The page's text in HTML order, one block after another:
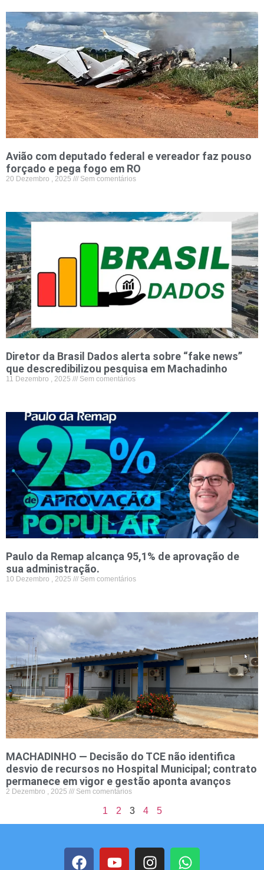
Avião com deputado federal e vereador faz pouso
forçado e pega fogo em RO
20 Dezembro , 2025 Sem comentários
Diretor da Brasil Dados alerta sobre “fake news”
que descredibilizou pesquisa em Machadinho
11 Dezembro , 2025 Sem comentários
Paulo da Remap alcança 95,1% de aprovação de
sua administração.
10 Dezembro , 2025 Sem comentários
MACHADINHO — Decisão do TCE não identifica
desvio de recursos no Hospital Municipal; contrato
permanece em vigor e gestão aponta avanços
2 Dezembro , 2025 Sem comentários
1 2 3 4 5